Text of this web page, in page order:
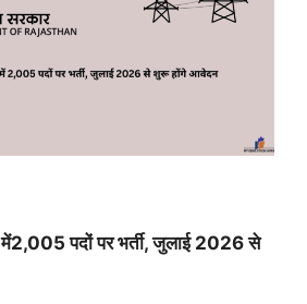
में2,005 पदों पर भर्ती, जुलाई 2026 से